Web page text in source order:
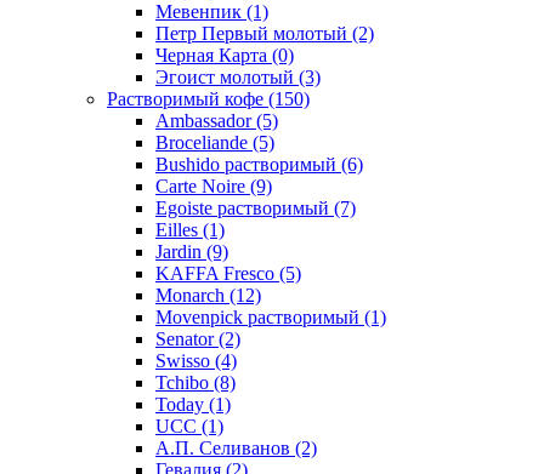
Мевенпик (1)
Петр Первый молотый (2)
Черная Карта (0)
Эгоист молотый (3)
Растворимый кофе (150)
Ambassador(5)
Broceliande (5)
Bushido растворимый (6)
Carte Noire (9)
Egoiste растворимый (7)
Eilles (1)
Jardin (9)
KAFFA Fresco (5)
Monarch (12)
Movenpick растворимый (1)
Senator(2)
Swisso (4)
Tchibo (8)
Today (1)
UCC (1)
А.П. Селиванов (2)
Гевалия (2)